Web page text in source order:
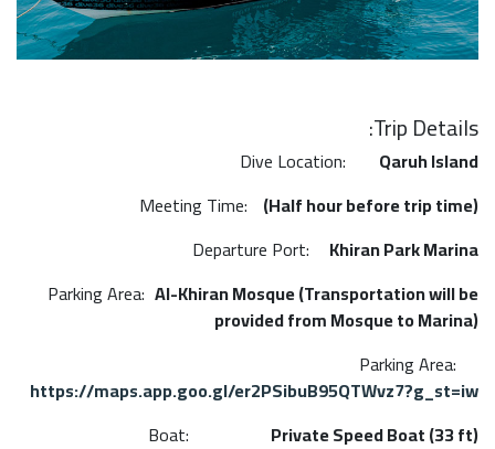
Trip Details:
Dive Location:
Qaruh Island
Meeting Time: (Half hour before trip time)
Departure Port:
Khiran Park Marina
Parking Area: Al-Khiran Mosque (​Transportation will be
provided from Mosque to Marina)
Parking Area:
https://maps.app.goo.gl/er2PSibuB95QTWvz7?g_st=iw
Boat:
Private Speed Boat (33 ft)